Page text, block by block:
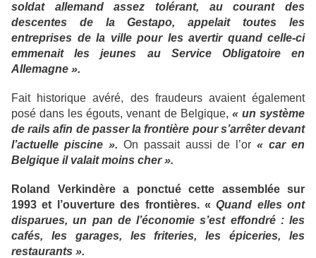
soldat allemand assez tolérant, au courant des
descentes de la Gestapo, appelait toutes les
entreprises de la ville pour les avertir quand celle-ci
emmenait les jeunes au Service Obligatoire en
Allemagne ».
Fait historique avéré, des fraudeurs avaient également
posé dans les égouts, venant de Belgique, « un système
de rails afin de passer la frontière pour s’arrêter devant
l’actuelle piscine ». On passait aussi de l’or« car en
Belgique il valait moins cher ».
Roland Verkindère a ponctué cette assemblée sur
1993 et l’ouverture des frontières. «Quand elles ont
disparues, un pan de l’économie s’est effondré : les
cafés, les garages, les friteries, les épiceries, les
restaurants ».